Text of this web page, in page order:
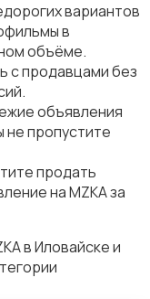
вариантов
в
объёме.
с продавцами без
объявления
не пропустите
продать
на MZKA за
в Иловайске и